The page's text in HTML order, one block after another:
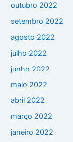
outubro 2022
setembro 2022
agosto 2022
julho 2022
junho 2022
maio 2022
abril 2022
março 2022
janeiro 2022